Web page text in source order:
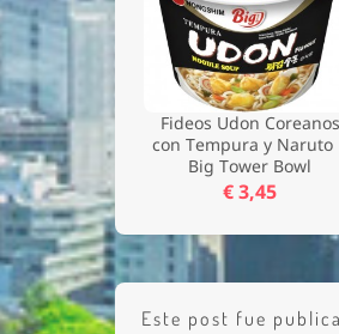
Fideos Udon Coreanos
con Tempura y Naruto
Big Tower Bowl
€ 3,45
Este post fue